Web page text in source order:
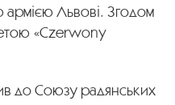
Львові. Згодом
«Czerwony
до Союзу радянських